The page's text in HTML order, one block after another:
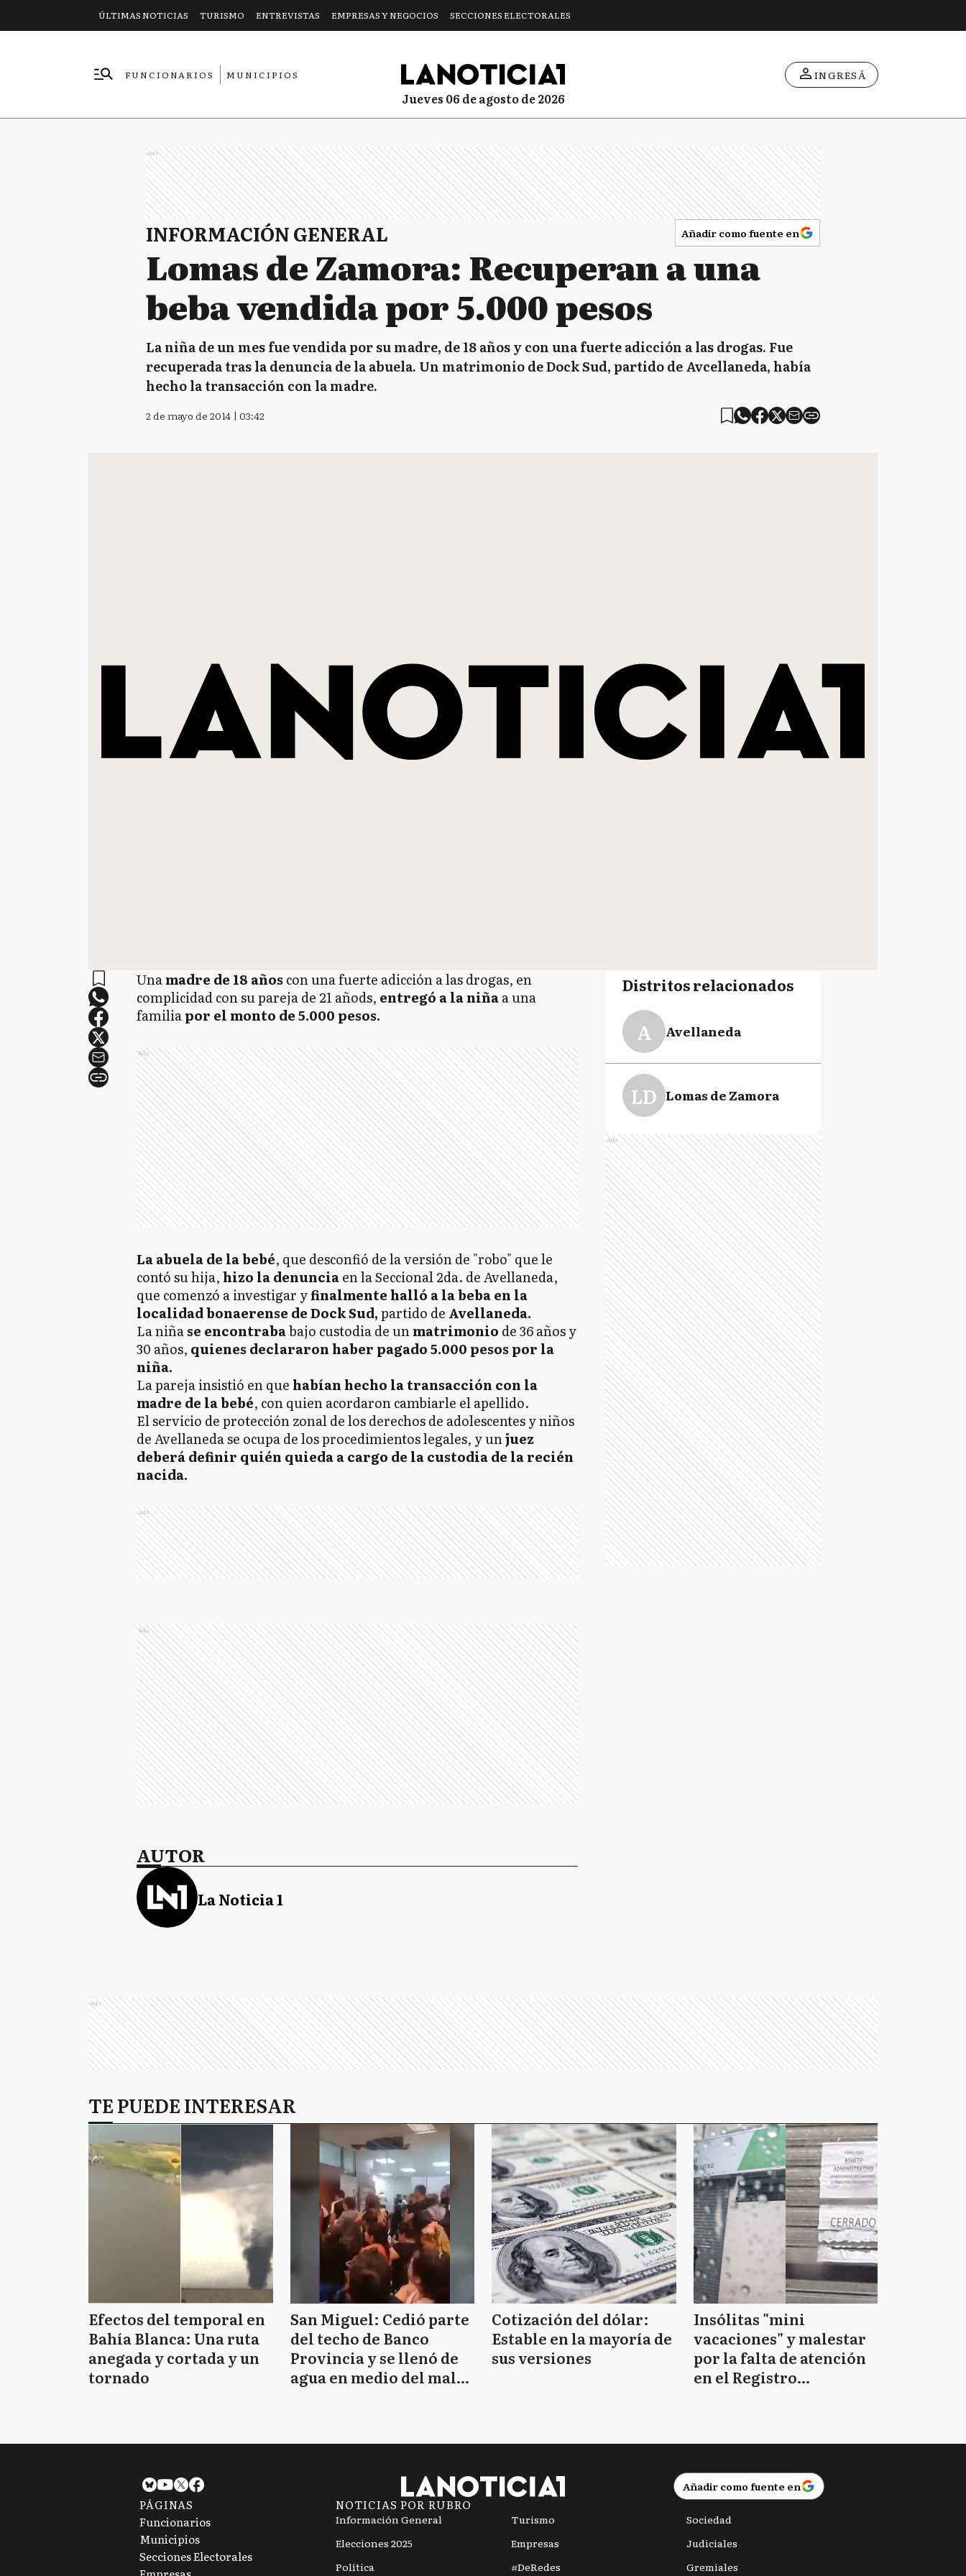
ÚLTIMAS NOTICIAS TURISMO ENTREVISTAS EMPRESAS Y NEGOCIOS SECCIONES ELECTORALES
FUNCIONARIOS
MUNICIPIOS
jueves 06 de agosto de 2026
INGRESÁ
Ads
INFORMACIÓN GENERAL Añadir como fuente en
Lomas de Zamora: Recuperan a una
beba vendida por 5.000 pesos
La niña de un mes fue vendida por su madre, de 18 años y con una fuerte adicción a las drogas. Fue
recuperada tras la denuncia de la abuela. Un matrimonio de Dock Sud, partido de Avcellaneda, había
hecho la transacción con la madre.
2 de mayo de 2014 | 03:42
Unamadre de 18 años con una fuerte adicción a las drogas, en
complicidad con su pareja de 21 añods, entregó a la niñaa una
familiapor el monto de 5.000 pesos.
Ads
La abuela de la bebé, que desconfió de la versión de "robo" que le
contó su hija, hizo la denunciaen la Seccional 2da. de Avellaneda,
que comenzó a investigar yfinalmente halló a la beba en la
localidad bonaerense de Dock Sud,partido de Avellaneda.
La niñase encontrababajo custodia de unmatrimonio de 36 años y
30 años, quienes declararon haber pagado 5.000 pesos por la
niña.
La pareja insistió en que habían hecho la transacción con la
madre de la bebé, con quien acordaron cambiarle el apellido.
El servicio de protección zonal de los derechos de adolescentes y niños
de Avellaneda se ocupa de los procedimientos legales, y unjuez
deberá definir quién quieda a cargo de la custodia de la recién
nacida.
Ads
Ads
AUTOR
La Noticia 1
Distritos relacionados
A Avellaneda
LD Lomas de Zamora
Ads
Ads
TE PUEDE INTERESAR
Efectos del temporal en
Bahía Blanca: Una ruta
anegada y cortada y un
tornado
San Miguel: Cedió parte
del techo de Banco
Provincia y se llenó de
agua en medio del mal
Cotización del dólar:
Estable en la mayoría de
sus versiones
Insólitas "mini
vacaciones" y malestar
por la falta de atención
en el Registro
Añadir como fuente en
PÁGINAS
Funcionarios
Municipios
Secciones Electorales
NOTICIAS POR RUBRO
Información General
Elecciones 2025
Política
Turismo
Empresas
#DeRedes
Sociedad
Judiciales
Gremiales